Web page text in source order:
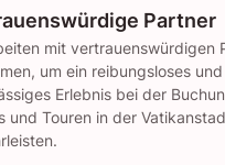
Partner
mit vertrauenswürdigen
um ein reibungsloses und
Erlebnis bei der
und Touren in der